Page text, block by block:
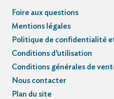
Foire aux questions
Mentions légales
Politique de confidentialité
Conditions d’utilisation
Conditions générales de
Nous contacter
Plan du site